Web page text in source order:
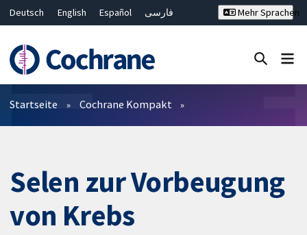
Deutsch English Español
فارسی
Bahasa Malaysia
ไทย
繁體中文
简体中文
Mehr Sprachen
Filter
Startseite Cochrane Kompakt
Selen zur Vorbeugung
von Krebs